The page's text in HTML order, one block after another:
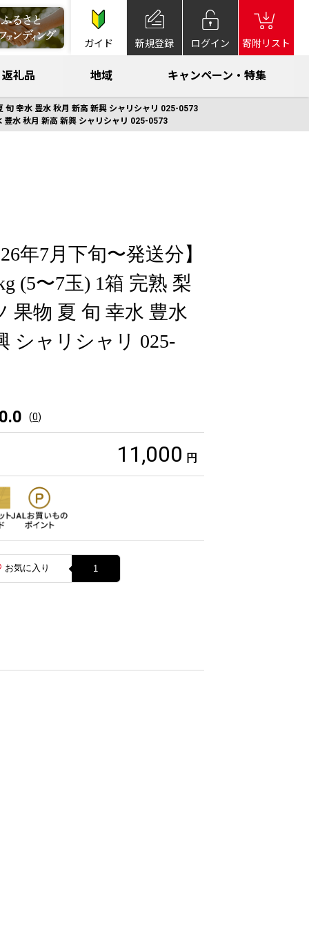
ガイド 新規登録 ログイン 寄附リスト
返礼品 地域 キャンペーン・特集
幸水 豊水 秋月 新高 新興 シャリシャリ 025-0573
水 秋月 新高 新興 シャリシャリ 025-0573
年7月下旬〜発送分】
(5〜7玉) 1箱 完熟 梨
果物 夏 旬 幸水 豊水
シャリシャリ 025-
0.0 (0)
11,000 円
お気に入り 1